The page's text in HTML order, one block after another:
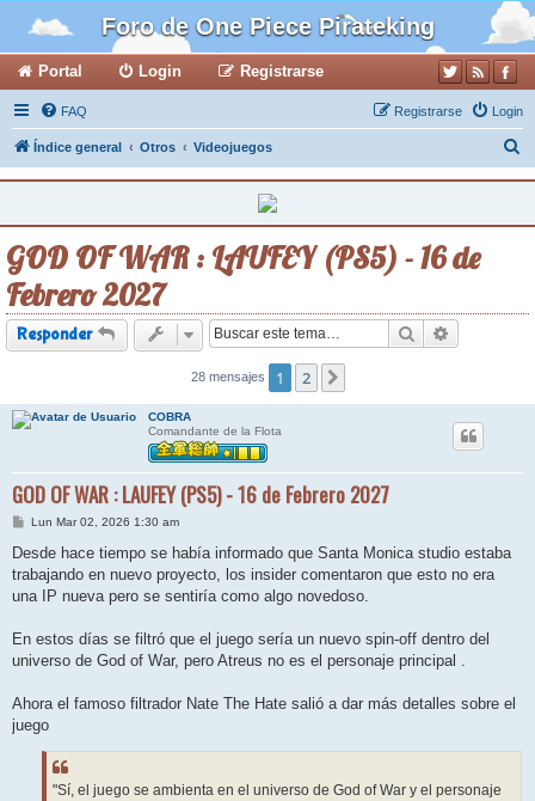
Foro de One Piece Pirateking
Portal Login Registrarse
FAQ Login
Registrarse
Índice general Otros Videojuegos
c
GOD OF WAR : LAUFEY (PS5) - 16 de
Febrero 2027
Responder Buscar
28 mensajes 1 2
COBRA
Comandante de la Flota
GOD OF WAR : LAUFEY (PS5) - 16 de Febrero 2027
M
n
a
j
Lun Mar 02, 2026 1:30 am
Desde hace tiempo se había informado que Santa Monica studio estaba
trabajando en nuevo proyecto, los insider comentaron que esto no era
una IP nueva pero se sentiría como algo novedoso.
En estos días se filtró que el juego sería un nuevo spin-off dentro del
universo de God of War, pero Atreus no es el personaje principal .
Ahora el famoso filtrador Nate The Hate salió a dar más detalles sobre el
juego
"Sí, el juego se ambienta en el universo de God of War y el personaje